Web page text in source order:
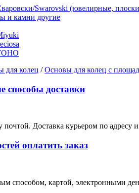
Swarovski (ювелирные,
и камни другие
для колец /Основы для колец с
способы доставки
почтой. Доставка курьером по адресу
оплатить заказ
способом, картой, электронными